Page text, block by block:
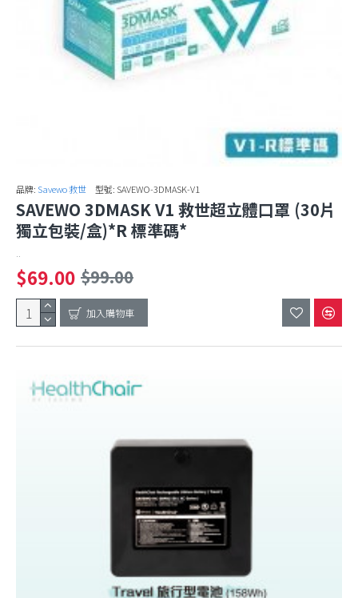
品牌: Savewo 救世 型號: SAVEWO-3DMASK-V1
SAVEWO 3DMASK V1 救世超立體口罩 (30片
獨立包裝/盒)*R 標準碼*
..
$69.00 $99.00
加入購物車